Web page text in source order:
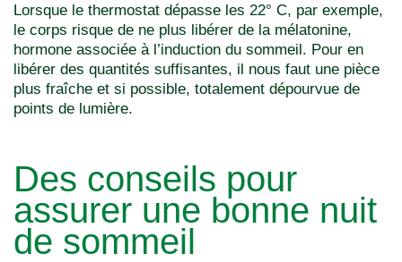
Lorsque le thermostat dépasse les 22° C, par exemple,
le corps risque de ne plus libérer de la mélatonine,
hormone associée à l’induction du sommeil. Pour en
libérer des quantités suffisantes, il nous faut une pièce
plus fraîche et si possible, totalement dépourvue de
points de lumière.
Des conseils pour
assurer une bonne nuit
de sommeil